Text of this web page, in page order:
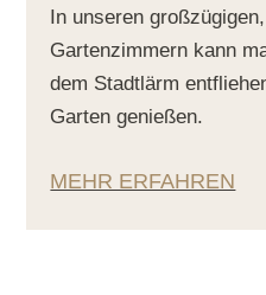
In unseren
Gartenzimmern kann
dem Stadtlärm
Garten genießen.
MEHR ERFAHREN